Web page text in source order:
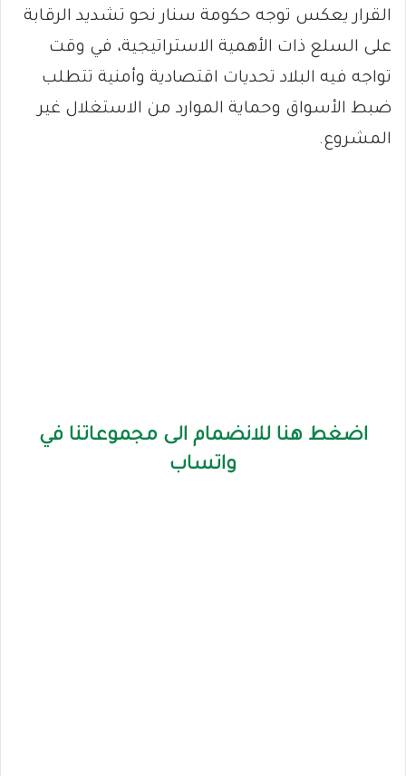
القرار يعكس توجه حكومة سنار نحو تشديد الرقابة
على السلع ذات الأهمية الاستراتيجية، في وقت
تواجه فيه البلاد تحديات اقتصادية وأمنية تتطلب
ضبط الأسواق وحماية الموارد من الاستغلال غير
المشروع.
اضغط هنا للانضمام الى مجموعاتنا في
واتساب